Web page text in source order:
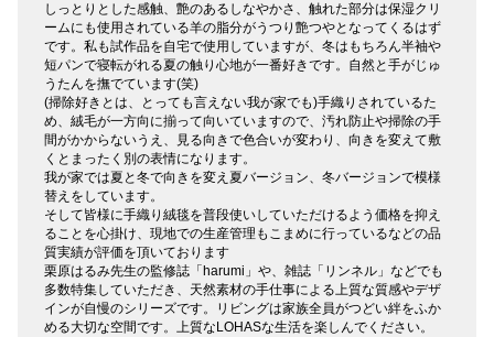
しっとりとした感触、艶のあるしなやかさ、触れた部分は保湿クリ
ームにも使用されている羊の脂分がうつり艶つやとなってくるはず
です。私も試作品を自宅で使用していますが、冬はもちろん半袖や
短パンで寝転がれる夏の触り心地が一番好きです。自然と手がじゅ
うたんを撫でています(笑)
(掃除好きとは、とっても言えない我が家でも)手織りされているた
め、絨毛が一方向に揃って向いていますので、汚れ防止や掃除の手
間がかからないうえ、見る向きで色合いが変わり、向きを変えて敷
くとまったく別の表情になります。
我が家では夏と冬で向きを変え夏バージョン、冬バージョンで模様
替えをしています。
そして皆様に手織り絨毯を普段使いしていただけるよう価格を抑え
ることを心掛け、現地での生産管理もこまめに行っているなどの品
質実績が評価を頂いております
栗原はるみ先生の監修誌「harumi」や、雑誌「リンネル」などでも
多数特集していただき、天然素材の手仕事による上質な質感やデザ
インが自慢のシリーズです。リビングは家族全員がつどい絆をふか
める大切な空間です。上質なLOHASな生活を楽しんでください。